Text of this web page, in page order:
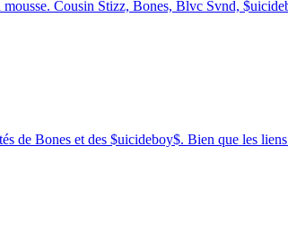
Cousin Stizz, Bones, Blvc Svnd,
de Bones et des $uicideboy$. Bien que les